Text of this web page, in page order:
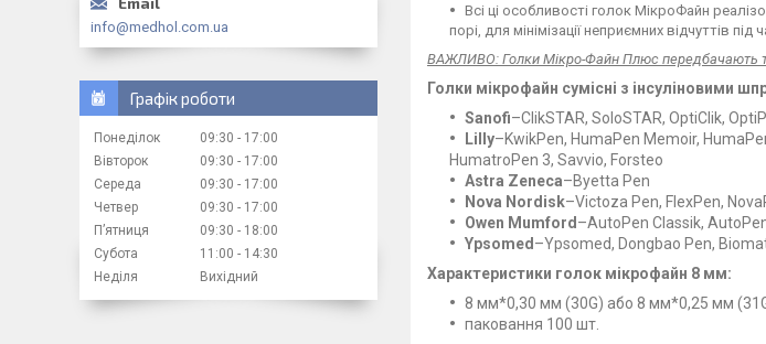
Всі ці особливості голок МікроФайн
порі, для мінімізації неприємних відчуттів
ВАЖЛИВО: Голки Мікро-Файн Плюс передбачають
Голки мікрофайн сумісні з інсуліновими
Sanofi–ClikSTAR, SoloSTAR, OptiClik,
Lilly–KwikPen, HumaPen Memoir,
HumatroPen 3, Savvio, Forsteo
Astra Zeneca–Byetta Pen
Nova Nordisk–Victoza Pen, FlexPen,
Owen Mumford–AutoPen Classik,
Ypsomed–Ypsomed, Dongbao Pen,
Характеристики голок мікрофайн 8 мм:
8 мм*0,30 мм (30G) або 8 мм*0,25 мм
паковання 100 шт.
info@medhol.com.ua
Графік роботи
Понеділок 09:30
17:00
Вівторок
09:30
17:00
Середа
09:30
17:00
Четвер
09:30
17:00
Пʼятниця
09:30
18:00
Субота
11:00
14:30
Неділя
Вихідний